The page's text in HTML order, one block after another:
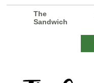
The
Sandwich